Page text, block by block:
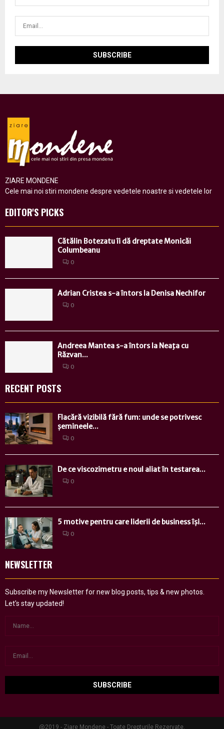
ZIARE MONDENE
Cele mai noi stiri mondene despre vedetele noastre si vedetele lor
EDITOR'S PICKS
Cătălin Botezatu îi dă dreptate Monicăi
Columbeanu
0
Adrian Cristea s-a întors la Denisa Nechifor
0
Andreea Mantea s-a întors la Neaţa cu
Răzvan...
0
RECENT POSTS
Flacără vizibilă fără fum: unde se potrivesc
șemineele...
0
De ce viscozimetru e noul aliat în testarea...
0
5 motive pentru care liderii de business își...
0
NEWSLETTER
Subscribe my Newsletter for new blog posts, tips & new photos.
Let's stay updated!
@2019 - Ziare Mondene - Toate Drepturile Rezervate.